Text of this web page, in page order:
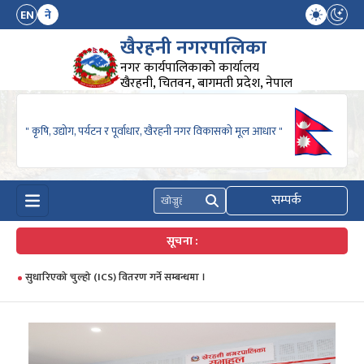
EN ने
खैरहनी नगरपालिका
नगर कार्यपालिकाको कार्यालय
खैरहनी, चितवन, बागमती प्रदेश, नेपाल
" कृषि, उद्योग, पर्यटन र पूर्वाधार, खैरहनी नगर विकासको मूल आधार "
खोज्नुहोस् सम्पर्क
सूचना :
सुधारिएको चुल्हो (ICS) वितरण गर्ने सम्बन्धमा ।